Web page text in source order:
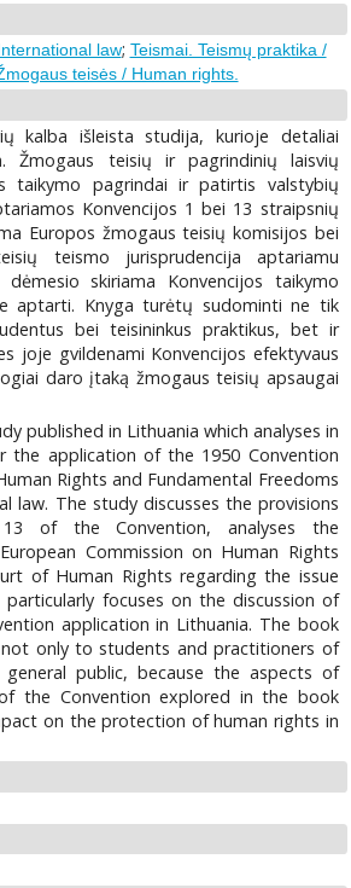
law; Teismai. Teismų praktika /
teisės / Human rights.
kalba išleista studija, kurioje detaliai
Žmogaus teisių ir pagrindinių laisvių
taikymo pagrindai ir patirtis valstybių
Konvencijos 1 bei 13 straipsnių
Europos žmogaus teisių komisijos bei
teismo jurisprudencija aptariamu
skiriama Konvencijos taikymo
aptarti. Knyga turėtų sudominti ne tik
bei teisininkus praktikus, bet ir
joje gvildenami Konvencijos efektyvaus
daro įtaką žmogaus teisių apsaugai
published in Lithuania which analyses in
the application of the 1950 Convention
Rights and Fundamental Freedoms
law. The study discusses the provisions
of the Convention, analyses the
Commission on Human Rights
of Human Rights regarding the issue
particularly focuses on the discussion of
application in Lithuania. The book
only to students and practitioners of
public, because the aspects of
the Convention explored in the book
on the protection of human rights in